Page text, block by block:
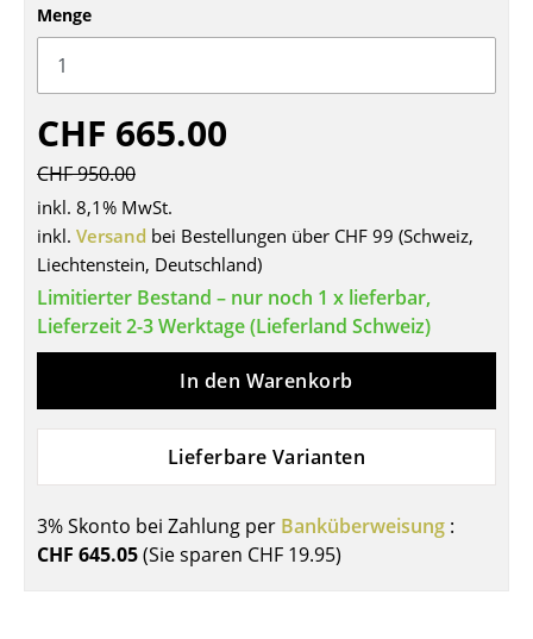
Esstische
Beistelltische
Couchtische
Schreibtische
Sekretäre & PC-Tische
Konferenztische
Stehtische & Stehpulte
Gartentische
Servierwagen
... alle Tische
Menge
CHF 665.00
CHF 950.00
inkl. 8,1% MwSt.
inkl. Versand bei Bestellungen über CHF 99 (Schweiz,
Liechtenstein, Deutschland)
Limitierter Bestand – nur noch 1 x lieferbar,
Lieferzeit 2-3 Werktage (Lieferland Schweiz)
In den Warenkorb
Lieferbare Varianten
3% Skonto bei Zahlung per Banküberweisung :
CHF 645.05(Sie sparen CHF 19.95)